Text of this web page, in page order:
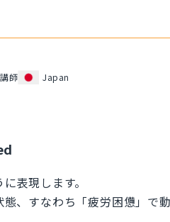
師
Japan
表現します。
、すなわち「疲労困憊」で